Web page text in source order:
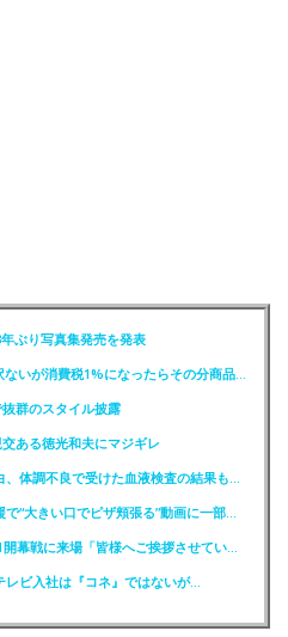
ぶり写真集発売を発表
抜群のスタイル披露
ある徳光和夫にマジギレ
ビ入社は『コネ』ではないが…